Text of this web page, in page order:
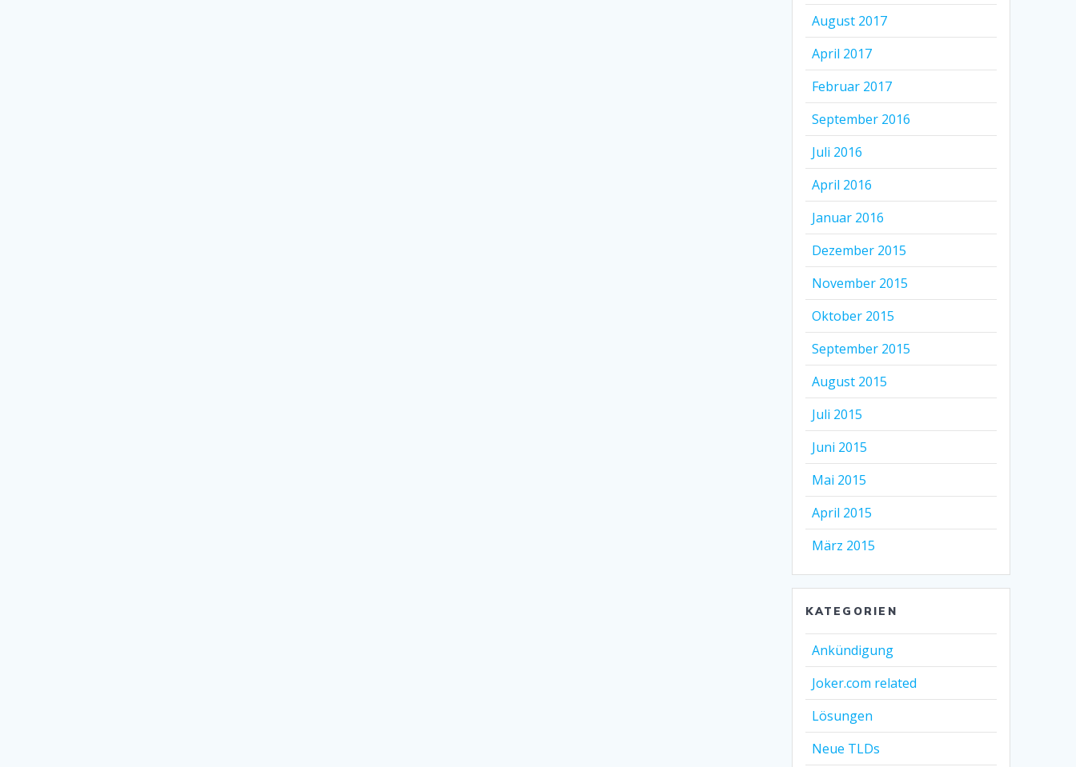
August 2017
April 2017
Februar 2017
September 2016
Juli 2016
April 2016
Januar 2016
Dezember 2015
November 2015
Oktober 2015
September 2015
August 2015
Juli 2015
Juni 2015
Mai 2015
April 2015
März 2015
KATEGORIEN
Ankündigung
Joker.com related
Lösungen
Neue TLDs